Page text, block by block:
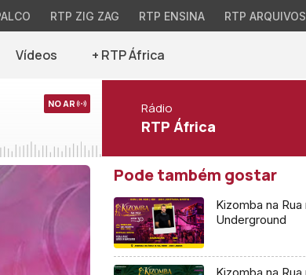
RTP ZIG ZAG RTP ENSINA RTP ARQUIVOS
Vídeos + RTP África
NO AR Rádio
RTP África
Pode também gostar
Kizomba na Rua
Underground